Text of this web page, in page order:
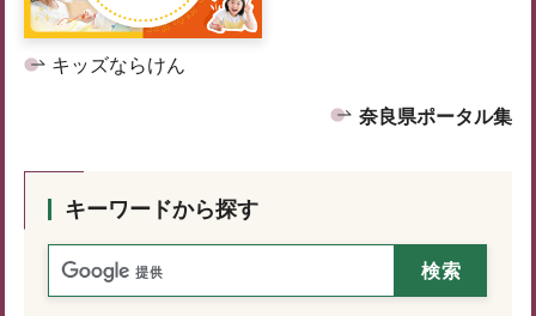
キッズならけん
奈良県ポータル集
キーワードから探す